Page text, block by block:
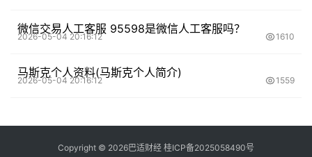
微信交易人工客服 95598是微信人工客服吗？
2026-05-04 20:16:12 1610
马斯克个人资料(马斯克个人简介)
2026-05-04 20:16:12 1559
Copyright © 2026巴适财经 桂ICP备2025058490号